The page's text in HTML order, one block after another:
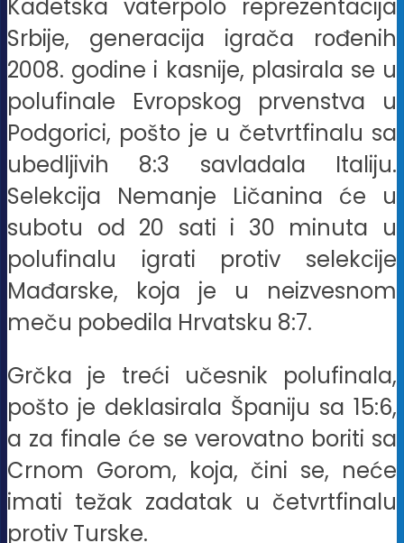
Kadetska vaterpolo reprezentacija
Srbije, generacija igrača rođenih
2008. godine i kasnije, plasirala se u
polufinale Evropskog prvenstva u
Podgorici, pošto je u četvrtfinalu sa
ubedljivih 8:3 savladala Italiju.
Selekcija Nemanje Ličanina će u
subotu od 20 sati i 30 minuta u
polufinalu igrati protiv selekcije
Mađarske, koja je u neizvesnom
meču pobedila Hrvatsku 8:7.
Grčka je treći učesnik polufinala,
pošto je deklasirala Španiju sa 15:6,
a za finale će se verovatno boriti sa
Crnom Gorom, koja, čini se, neće
imati težak zadatak u četvrtfinalu
protiv Turske.